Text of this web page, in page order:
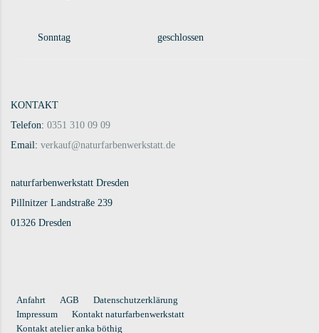
Sonntag geschlossen
KONTAKT
Telefon: 0351 310 09 09
Email: verkauf@naturfarbenwerkstatt.de
naturfarbenwerkstatt Dresden
Pillnitzer Landstraße 239
01326 Dresden
Anfahrt AGB
Datenschutzerklärung
Impressum
Kontakt naturfarbenwerkstatt
Kontakt atelier anka böthig